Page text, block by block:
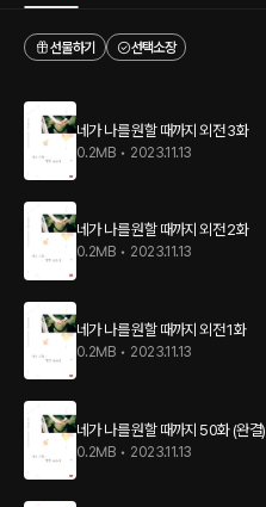
선물하기
선택소장
네가 나를 원할 때까지 외전 3화
0.2MB • 2023.11.13
네가 나를 원할 때까지 외전 2화
0.2MB • 2023.11.13
네가 나를 원할 때까지 외전 1화
0.2MB • 2023.11.13
네가 나를 원할 때까지 50화 (완결)
0.2MB • 2023.11.13